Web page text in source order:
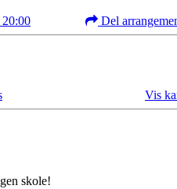
Del
Vis
skole!